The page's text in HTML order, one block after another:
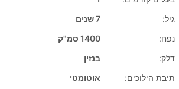
גיל:
7 שנים
נפח:
1400 סמ"ק
דלק:
בנזין
תיבת הילוכים:
אוטומטי